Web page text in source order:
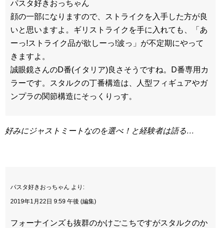
パスタ好きおっちゃん
顔の一部になりますので、ストライクを入手した方が良
いと思いますよ。ギリストライクを手に入れても、「あ
ーっ!ストライク品が欲しーっ!波っ」が不定期にやって
きますよ。
誠眼鏡さんのD番(イタリア)良さそうですね。D番専用カ
ラーです。スタルクの丁番構造は、人型フィギュアやガ
ンプラの関節構造にそっくりっす。
好みにジャストミートなのを選べ！と経験者は語る…
パスタ好きおっちゃん より:
2019年1月22日 9:59 午後 (編集)
フォーナインズも抜群のかけごこちですがスタルクのか